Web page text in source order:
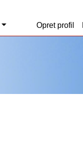
Opret profil